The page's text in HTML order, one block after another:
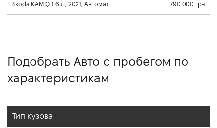
Skoda KAMIQ 1.6 л., 2021, Автомат 790 000 грн
Подобрать Авто с пробегом по
характеристикам
Тип кузова